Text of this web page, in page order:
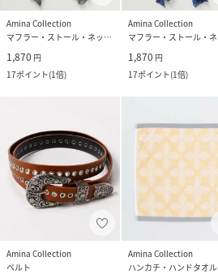
Amina Collection
マフラー・ストール・ネックウォーマー
1,870 円
17ポイント(1倍)
Amina Collection
1,870 円
17ポイント(1倍)
Amina Collection
ベルト
Amina Collection
ハンカチ・ハンドタオル